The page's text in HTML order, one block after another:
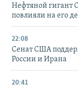
Нефтяной гигант
повлияли на его
22:08
Сенат США
России и Ирана
20:41